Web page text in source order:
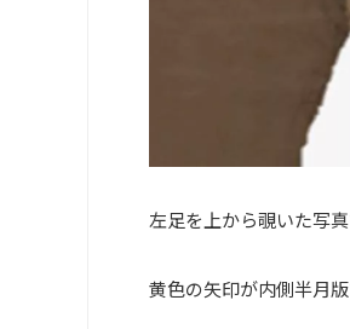
左足を上から覗いた写真
黄色の矢印が内側半月